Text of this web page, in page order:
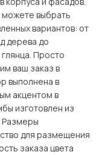
можете выбрать
вариантов: от
дерева до
Просто
ваш заказ в
выполнена в
акцентом в
изготовлен из
Размеры
для размещения
заказа цвета